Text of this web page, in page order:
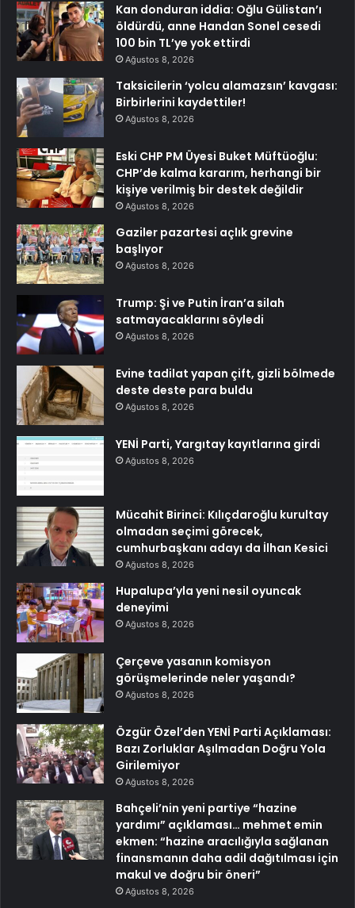
Kan donduran iddia: Oğlu Gülistan’ı
öldürdü, anne Handan Sonel cesedi
100 bin TL’ye yok ettirdi
Ağustos 8, 2026
Taksicilerin ‘yolcu alamazsın’ kavgası:
Birbirlerini kaydettiler!
Ağustos 8, 2026
Eski CHP PM Üyesi Buket Müftüoğlu:
CHP’de kalma kararım, herhangi bir
kişiye verilmiş bir destek değildir
Ağustos 8, 2026
Gaziler pazartesi açlık grevine
başlıyor
Ağustos 8, 2026
Trump: Şi ve Putin İran’a silah
satmayacaklarını söyledi
Ağustos 8, 2026
Evine tadilat yapan çift, gizli bölmede
deste deste para buldu
Ağustos 8, 2026
YENİ Parti, Yargıtay kayıtlarına girdi
Ağustos 8, 2026
Mücahit Birinci: Kılıçdaroğlu kurultay
olmadan seçimi görecek,
cumhurbaşkanı adayı da İlhan Kesici
Ağustos 8, 2026
Hupalupa’yla yeni nesil oyuncak
deneyimi
Ağustos 8, 2026
Çerçeve yasanın komisyon
görüşmelerinde neler yaşandı?
Ağustos 8, 2026
Özgür Özel’den YENİ Parti Açıklaması:
Bazı Zorluklar Aşılmadan Doğru Yola
Girilemiyor
Ağustos 8, 2026
Bahçeli’nin yeni partiye “hazine
yardımı” açıklaması… mehmet emin
ekmen: “hazine aracılığıyla sağlanan
finansmanın daha adil dağıtılması için
makul ve doğru bir öneri”
Ağustos 8, 2026